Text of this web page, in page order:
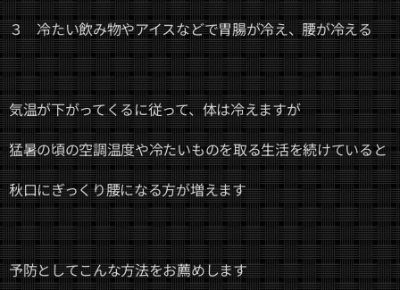
３ 冷たい飲み物やアイスなどで胃腸が冷え、腰が冷える
気温が下がってくるに従って、体は冷えますが
猛暑の頃の空調温度や冷たいものを取る生活を続けていると
秋口にぎっくり腰になる方が増えます
予防としてこんな方法をお薦めします